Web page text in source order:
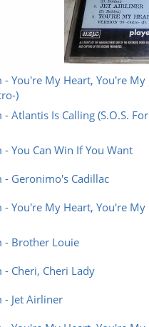
You're My Heart, You're My
)
Atlantis Is Calling (S.O.S. For
You Can Win If You Want
Geronimo's Cadillac
You're My Heart, You're My
- Brother Louie
Cheri, Cheri Lady
- Jet Airliner